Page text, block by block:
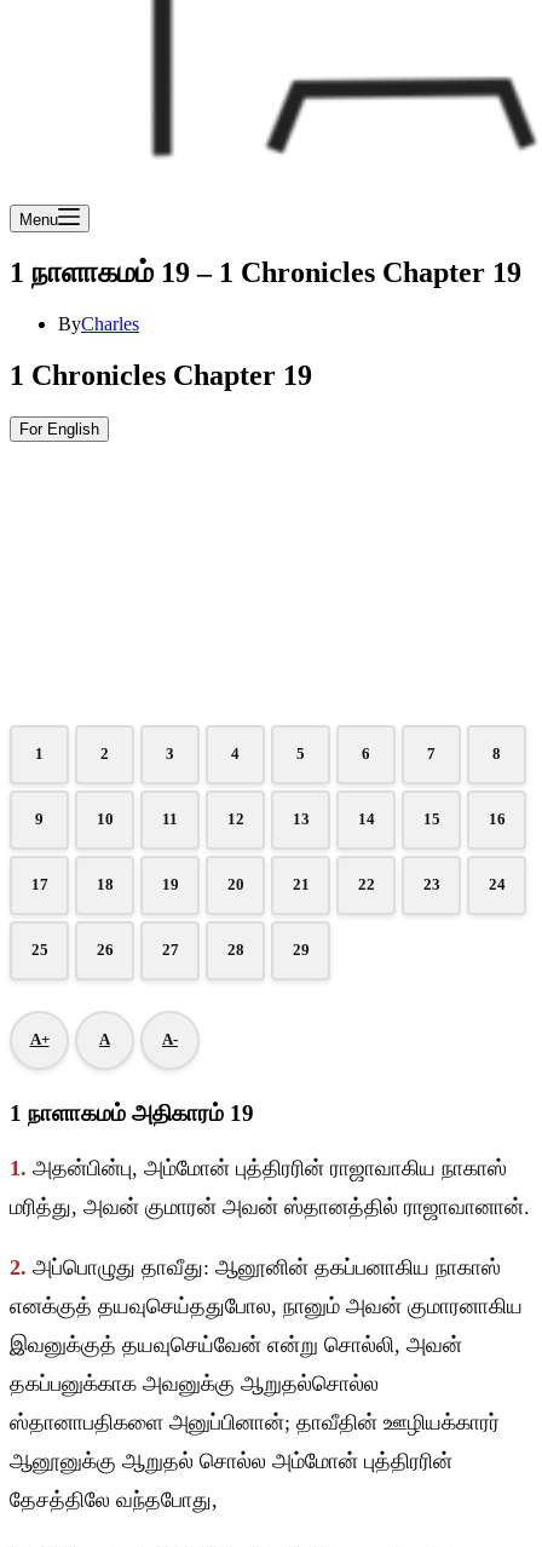
Menu
1 நாளாகமம் 19 – 1 Chronicles Chapter 19
ByCharles
1 Chronicles Chapter 19
For English
1 2 3 4 5 6 7 8
9 10 11 12 13 14 15 16
17 18 19 20 21 22 23 24
25 26 27 28 29
A+ A A-
1 நாளாகமம் அதிகாரம் 19
1. அதன்பின்பு, அம்மோன் புத்திரரின் ராஜாவாகிய நாகாஸ்
மரித்து, அவன் குமாரன் அவன் ஸ்தானத்தில் ராஜாவானான்.
2. அப்பொழுது தாவீது: ஆனூனின் தகப்பனாகிய நாகாஸ்
எனக்குத் தயவுசெய்ததுபோல, நானும் அவன் குமாரனாகிய
இவனுக்குத் தயவுசெய்வேன் என்று சொல்லி, அவன்
தகப்பனுக்காக அவனுக்கு ஆறுதல்சொல்ல
ஸ்தானாபதிகளை அனுப்பினான்; தாவீதின் ஊழியக்காரர்
ஆனூனுக்கு ஆறுதல் சொல்ல அம்மோன் புத்திரரின்
தேசத்திலே வந்தபோது,